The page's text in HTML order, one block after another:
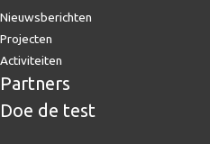
Nieuwsberichten
Projecten
Activiteiten
Partners
Doe de test